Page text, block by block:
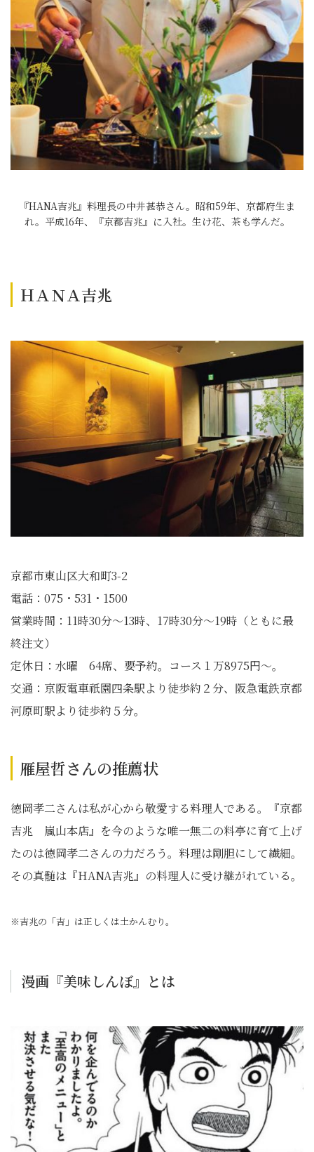
『HANA吉兆』料理長の中井甚恭さん。昭和59年、京都府生ま
れ。平成16年、『京都吉兆』に入社。生け花、茶も学んだ。
ＨＡＮＡ吉兆
京都市東山区大和町3-2
電話：075・531・1500
営業時間：11時30分～13時、17時30分～19時（ともに最
終注文）
定休日：水曜 64席、要予約。コース１万8975円～。
交通：京阪電車祇園四条駅より徒歩約２分、阪急電鉄京都
河原町駅より徒歩約５分。
雁屋哲さんの推薦状
徳岡孝二さんは私が心から敬愛する料理人である。『京都
吉兆 嵐山本店』を今のような唯一無二の料亭に育て上げ
たのは徳岡孝二さんの力だろう。料理は剛胆にして繊細。
その真髄は『HANA吉兆』の料理人に受け継がれている。
※吉兆の「吉」は正しくは土かんむり。
漫画『美味しんぼ』とは